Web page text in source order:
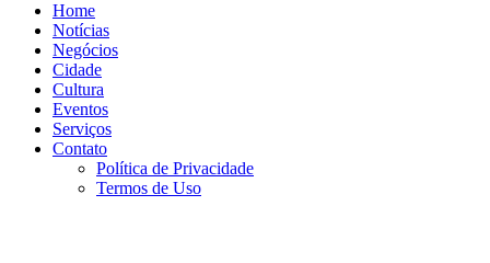
Home
Notícias
Negócios
Cidade
Cultura
Eventos
Serviços
Contato
Política de Privacidade
Termos de Uso